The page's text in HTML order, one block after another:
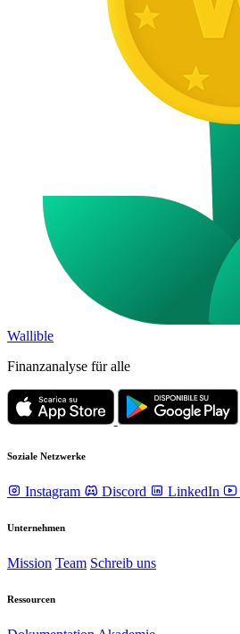
Wallible
Finanzanalyse für alle
Soziale Netzwerke
Instagram Discord LinkedIn
Unternehmen
Mission Team Schreib uns
Ressourcen